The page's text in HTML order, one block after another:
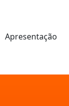
Apresentação